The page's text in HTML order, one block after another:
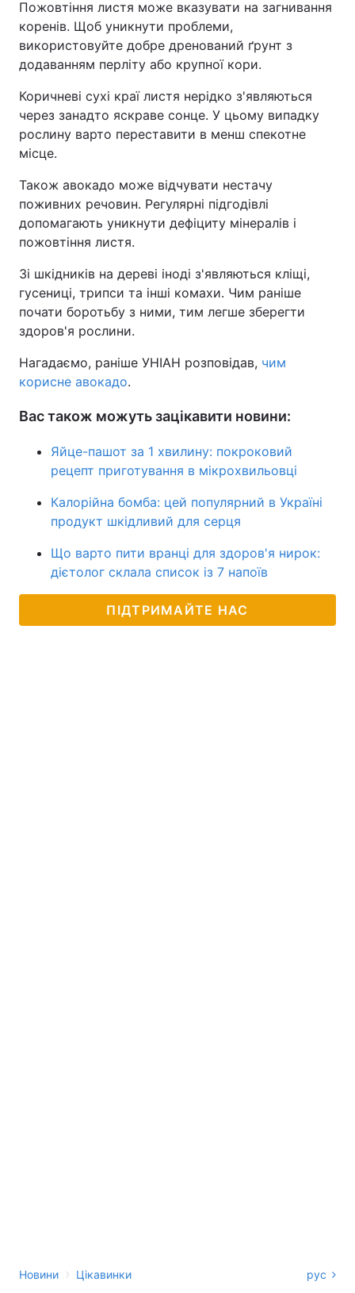
Пожовтіння листя може вказувати на загнивання
коренів. Щоб уникнути проблеми,
використовуйте добре дренований ґрунт з
додаванням перліту або крупної кори.
Коричневі сухі краї листя нерідко з'являються
через занадто яскраве сонце. У цьому випадку
рослину варто переставити в менш спекотне
місце.
Також авокадо може відчувати нестачу
поживних речовин. Регулярні підгодівлі
допомагають уникнути дефіциту мінералів і
пожовтіння листя.
Зі шкідників на дереві іноді з'являються кліщі,
гусениці, трипси та інші комахи. Чим раніше
почати боротьбу з ними, тим легше зберегти
здоров'я рослини.
Нагадаємо, раніше УНІАН розповідав, чим
корисне авокадо.
Вас також можуть зацікавити новини:
Яйце-пашот за 1 хвилину: покроковий
рецепт приготування в мікрохвильовці
Калорійна бомба: цей популярний в Україні
продукт шкідливий для серця
Що варто пити вранці для здоров'я нирок:
дієтолог склала список із 7 напоїв
ПІДТРИМАЙТЕ НАС
Новини › Цікавинки рус